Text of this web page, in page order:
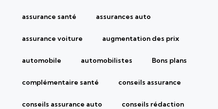
assurance santé assurances auto
assurance voiture augmentation des prix
automobile automobilistes Bons plans
complémentaire santé conseils assurance
conseils assurance auto conseils rédaction